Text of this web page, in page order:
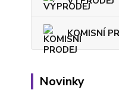
KOMISNÍ
Novinky